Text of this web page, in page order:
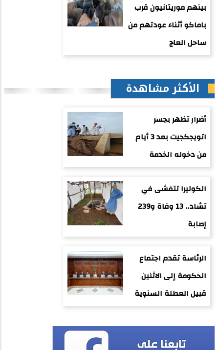
بينهم موريتانيون قرب
باماكو أثناء عودتهم من
ساحل العاج
الأكثر مشاهدة
أضرار تظهر بجسر
اتويجكجيت بعد 3 أيام
من دخوله الخدمة
الكوليرا تتفشى في
تشاد.. 13 وفاة و239
إصابة
الرئاسة تقدم اجتماع
الحكومة إلى الاثنين
قبيل العطلة السنوية